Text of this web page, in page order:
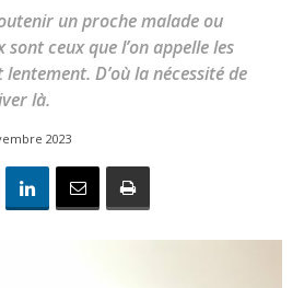
un proche malade ou
ceux que l’on appelle les
lentement. D’où la nécessité de
là.
2023